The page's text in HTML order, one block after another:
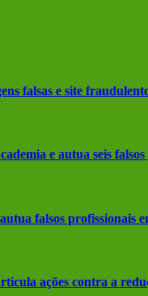
falsas e site
e autua seis
falsos profissionais
ações contra a